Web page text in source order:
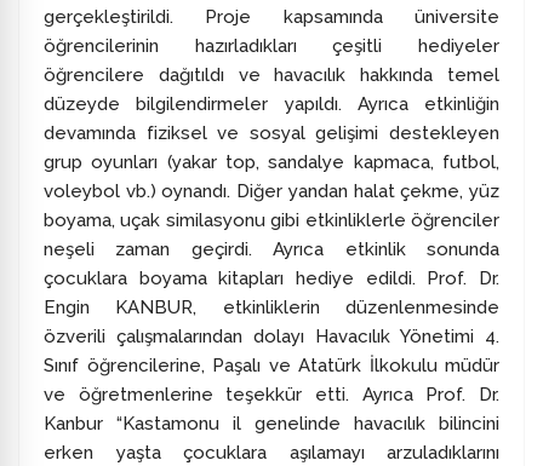
gerçekleştirildi. Proje kapsamında üniversite
öğrencilerinin hazırladıkları çeşitli hediyeler
öğrencilere dağıtıldı ve havacılık hakkında temel
düzeyde bilgilendirmeler yapıldı. Ayrıca etkinliğin
devamında fiziksel ve sosyal gelişimi destekleyen
grup oyunları (yakar top, sandalye kapmaca, futbol,
voleybol vb.) oynandı. Diğer yandan halat çekme, yüz
boyama, uçak similasyonu gibi etkinliklerle öğrenciler
neşeli zaman geçirdi. Ayrıca etkinlik sonunda
çocuklara boyama kitapları hediye edildi. Prof. Dr.
Engin KANBUR, etkinliklerin düzenlenmesinde
özverili çalışmalarından dolayı Havacılık Yönetimi 4.
Sınıf öğrencilerine, Paşalı ve Atatürk İlkokulu müdür
ve öğretmenlerine teşekkür etti. Ayrıca Prof. Dr.
Kanbur “Kastamonu il genelinde havacılık bilincini
erken yaşta çocuklara aşılamayı arzuladıklarını